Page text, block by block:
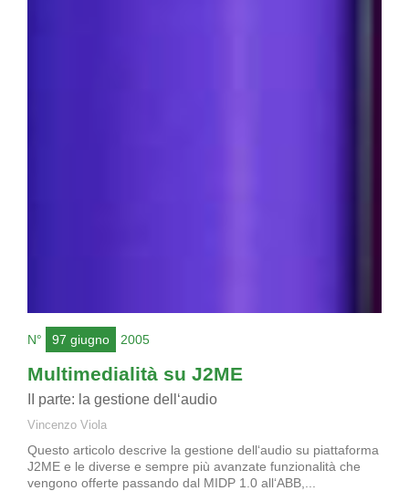
N° 97 giugno 2005
Multimedialità su J2ME
II parte: la gestione dell‘audio
Vincenzo Viola
Questo articolo descrive la gestione dell‘audio su piattaforma
J2ME e le diverse e sempre più avanzate funzionalità che
vengono offerte passando dal MIDP 1.0 all‘ABB,...